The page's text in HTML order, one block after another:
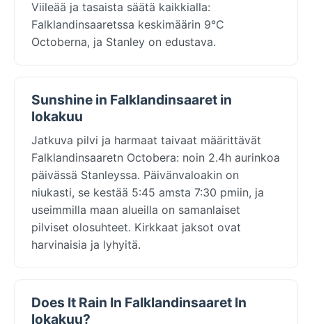
Viileää ja tasaista säätä kaikkialla:
Falklandinsaaretssa keskimäärin 9°C
Octoberna, ja Stanley on edustava.
Sunshine in Falklandinsaaret in
lokakuu
Jatkuva pilvi ja harmaat taivaat määrittävät
Falklandinsaaretn Octobera: noin 2.4h aurinkoa
päivässä Stanleyssa. Päivänvaloakin on
niukasti, se kestää 5:45 amsta 7:30 pmiin, ja
useimmilla maan alueilla on samanlaiset
pilviset olosuhteet. Kirkkaat jaksot ovat
harvinaisia ja lyhyitä.
Does It Rain In Falklandinsaaret In
lokakuu?